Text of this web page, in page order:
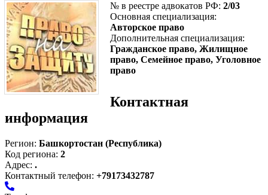
№ в реестре адвокатов РФ: 2/03
Основная специализация:
Авторское право
Дополнительная специализация:
Гражданское право, Жилищное
право, Семейное право, Уголовное
право
Контактная
информация
Регион: Башкортостан (Республика)
Код региона: 2
Адрес: .
Контактный телефон: +79173432787